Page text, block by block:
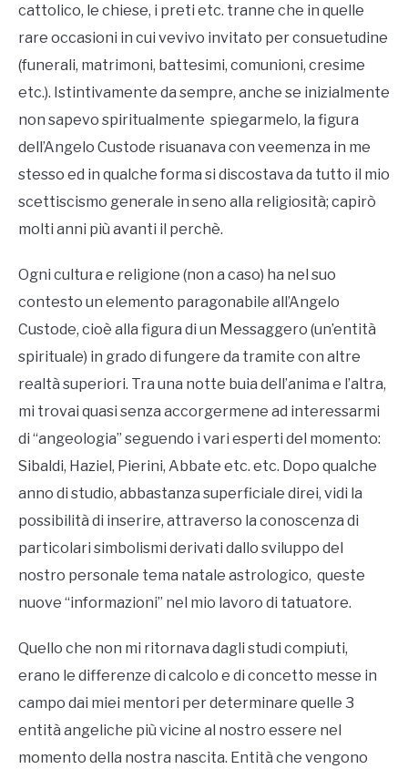
cattolico, le chiese, i preti etc. tranne che in quelle
rare occasioni in cui vevivo invitato per consuetudine
(funerali, matrimoni, battesimi, comunioni, cresime
etc.). Istintivamente da sempre, anche se inizialmente
non sapevo spiritualmente spiegarmelo, la figura
dell’Angelo Custode risuanava con veemenza in me
stesso ed in qualche forma si discostava da tutto il mio
scettiscismo generale in seno alla religiosità; capirò
molti anni più avanti il perchè.
Ogni cultura e religione (non a caso) ha nel suo
contesto un elemento paragonabile all’Angelo
Custode, cioè alla figura di un Messaggero (un’entità
spirituale) in grado di fungere da tramite con altre
realtà superiori. Tra una notte buia dell’anima e l’altra,
mi trovai quasi senza accorgermene ad interessarmi
di “angeologia” seguendo i vari esperti del momento:
Sibaldi, Haziel, Pierini, Abbate etc. etc. Dopo qualche
anno di studio, abbastanza superficiale direi, vidi la
possibilità di inserire, attraverso la conoscenza di
particolari simbolismi derivati dallo sviluppo del
nostro personale tema natale astrologico, queste
nuove “informazioni” nel mio lavoro di tatuatore.
Quello che non mi ritornava dagli studi compiuti,
erano le differenze di calcolo e di concetto messe in
campo dai miei mentori per determinare quelle 3
entità angeliche più vicine al nostro essere nel
momento della nostra nascita. Entità che vengono